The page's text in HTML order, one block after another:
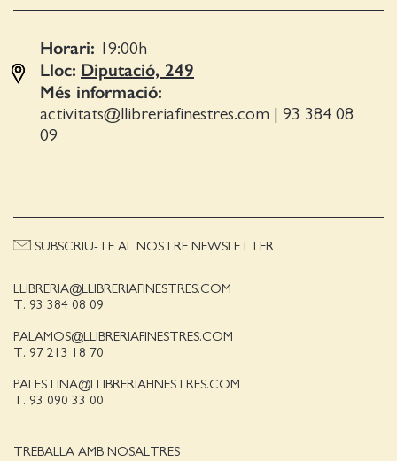
Horari: 19:00 h
Lloc: Diputació, 249
Més informació:
activitats@llibreriafinestres.com
93 384 08
09
LLIBRERIA@LLIBRERIAFINESTRES.COM
T. 93 384 08 09
PALAMOS@LLIBRERIAFINESTRES.COM
T. 97 213 18 70
PALESTINA@LLIBRERIAFINESTRES.COM
T. 93 090 33 00
TREBALLA AMB NOSALTRES
SUBSCRIU-TE AL NOSTRE NEWSLETTER